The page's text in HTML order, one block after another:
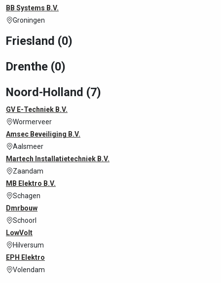
BB Systems B.V.
Groningen
Friesland (0)
Drenthe (0)
Noord-Holland (7)
GV E-Techniek B.V.
Wormerveer
Amsec Beveiliging B.V.
Aalsmeer
Martech Installatietechniek B.V.
Zaandam
MB Elektro B.V.
Schagen
Dmrbouw
Schoorl
LowVolt
Hilversum
EPH Elektro
Volendam